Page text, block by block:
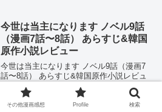
今世は当主になります ノベル9話
（漫画7話〜8話） あらすじ&韓国
原作小説レビュー
今世は当主になります ノベル9話（漫画7
話〜8話） あらすじ&韓国原作小説レビュ
その他漫画感想 Profile 検索